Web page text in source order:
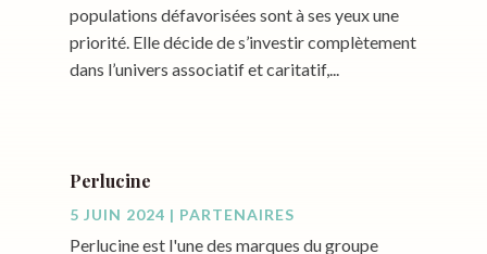
populations défavorisées sont à ses yeux une
priorité. Elle décide de s’investir complètement
dans l’univers associatif et caritatif,...
Perlucine
5 JUIN 2024 | PARTENAIRES
Perlucine est l'une des marques du groupe